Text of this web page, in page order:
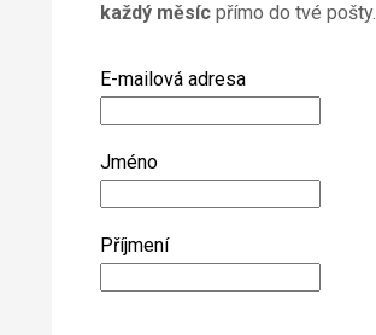
každý měsícpřímo do tvé pošty.
E-mailová adresa
Jméno
Příjmení